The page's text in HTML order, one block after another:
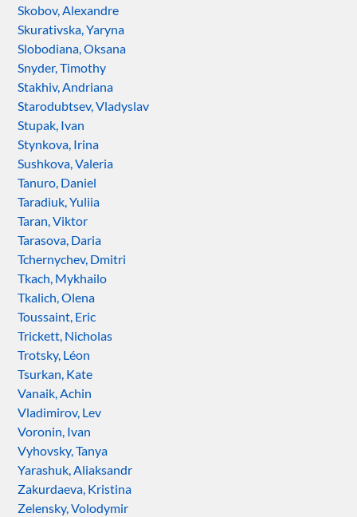
Skobov, Alexandre
Skurativska, Yaryna
Slobodiana, Oksana
Snyder, Timothy
Stakhiv, Andriana
Starodubtsev, Vladyslav
Stupak, Ivan
Stynkova, Irina
Sushkova, Valeria
Tanuro, Daniel
Taradiuk, Yuliia
Taran, Viktor
Tarasova, Daria
Tchernychev, Dmitri
Tkach, Mykhailo
Tkalich, Olena
Toussaint, Eric
Trickett, Nicholas
Trotsky, Léon
Tsurkan, Kate
Vanaik, Achin
Vladimirov, Lev
Voronin, Ivan
Vyhovsky, Tanya
Yarashuk, Aliaksandr
Zakurdaeva, Kristina
Zelensky, Volodymir